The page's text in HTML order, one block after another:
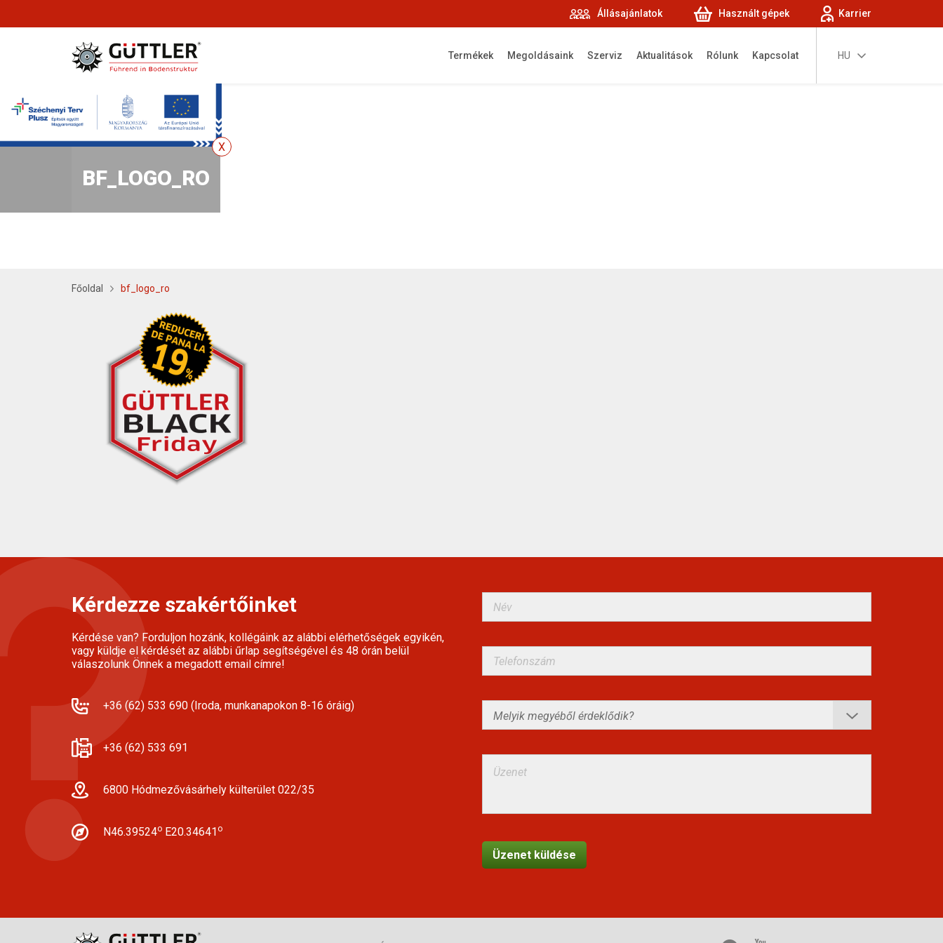
Állásajánlatok Használt gépek Karrier
HU
Termékek Megoldásaink Szerviz Aktualitások Rólunk Kapcsolat
BF_LOGO_RO
Főoldal bf_logo_ro
Kérdezze szakértőinket
Kérdése van? Forduljon hozánk, kollégáink az alábbi elérhetőségek egyikén,
vagy küldje el kérdését az alábbi űrlap segítségével és 48 órán belül
válaszolunk Önnek a megadott email címre!
+36 (62) 533 690 (Iroda, munkanapokon 8-16 óráig)
+36 (62) 533 691
6800 Hódmezővásárhely külterület 022/35
N46.39524o E20.34641 o